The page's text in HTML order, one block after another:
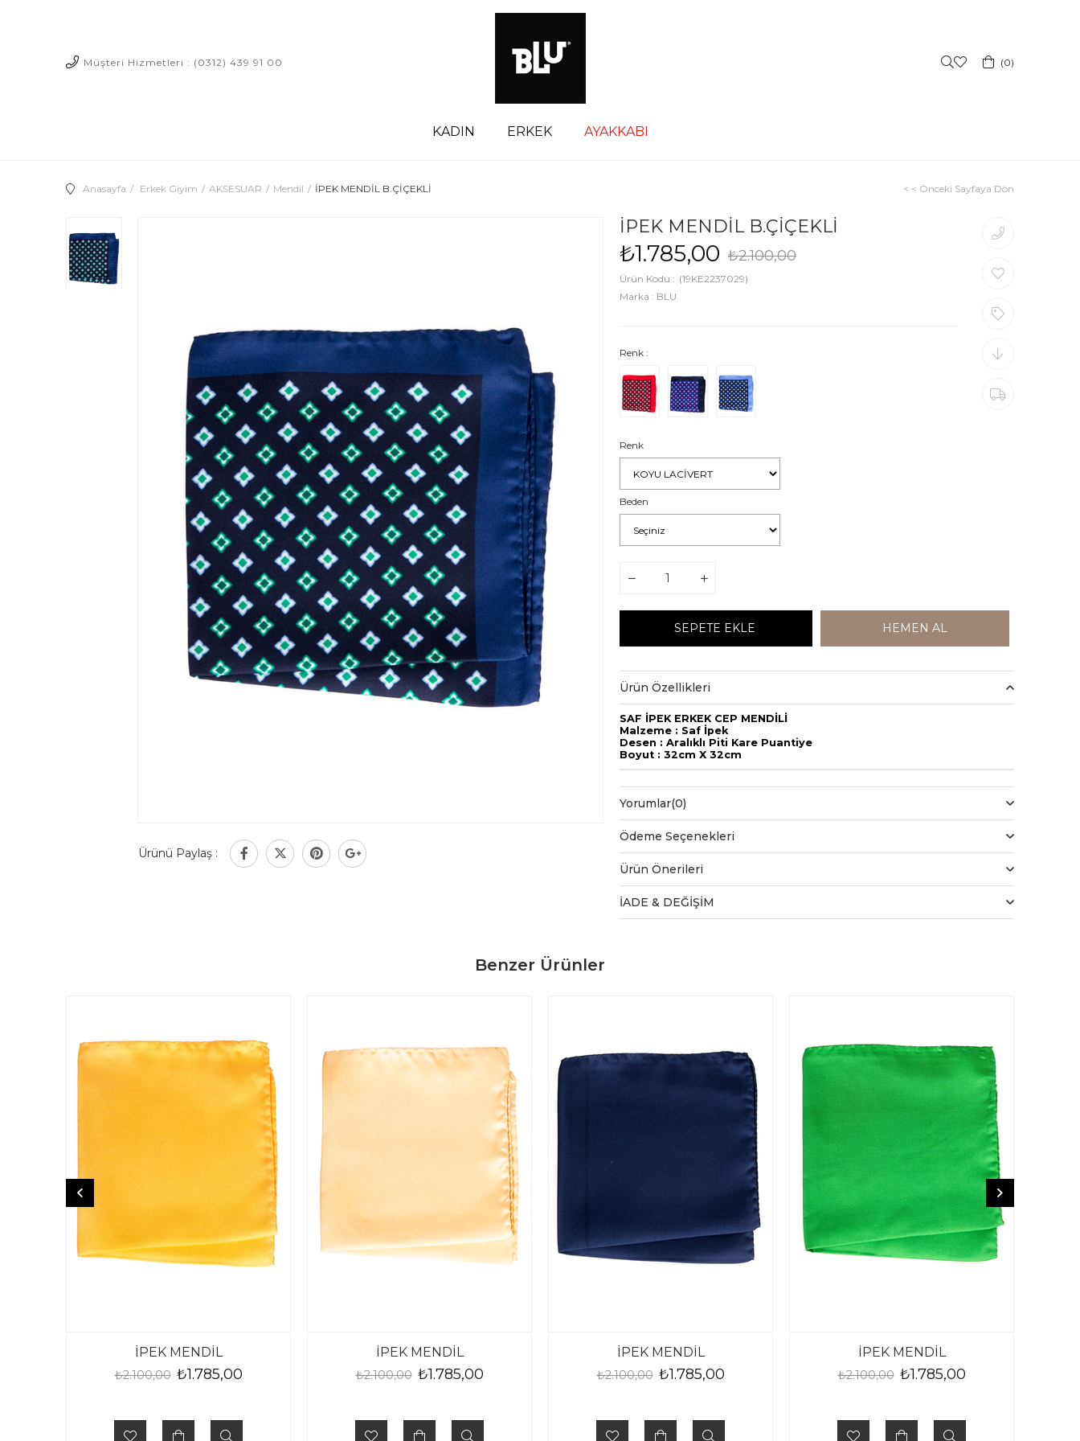
Müşteri Hizmetleri : (0312) 439 91 00 0
KADIN ERKEK AYAKKABI
Anasayfa Erkek Giyim AKSESUAR Mendil İPEK MENDİL B.ÇİÇEKLİ < < Önceki Sayfaya Dön
Ürünü Paylaş :
İPEK MENDİL B.ÇİÇEKLİ
₺2.100,00
₺1.785,00
(19KE2237029)
Marka : BLU
Renk :
Renk
Beden
Ürün Özellikleri
SAF İPEK ERKEK CEP MENDİLİ
Malzeme : Saf İpek
Desen : Aralıklı Piti Kare Puantiye
Boyut : 32cm X 32cm
Yorumlar(0)
Ödeme Seçenekleri
Ürün Önerileri
İADE & DEĞİŞİM
Benzer Ürünler
İPEK MENDİL
₺1.785,00
₺2.100,00
İPEK MENDİL
₺1.785,00
₺2.100,00
İPEK MENDİL
₺1.785,00
₺2.100,00
İPEK MENDİL
₺1.785,00
₺2.100,00